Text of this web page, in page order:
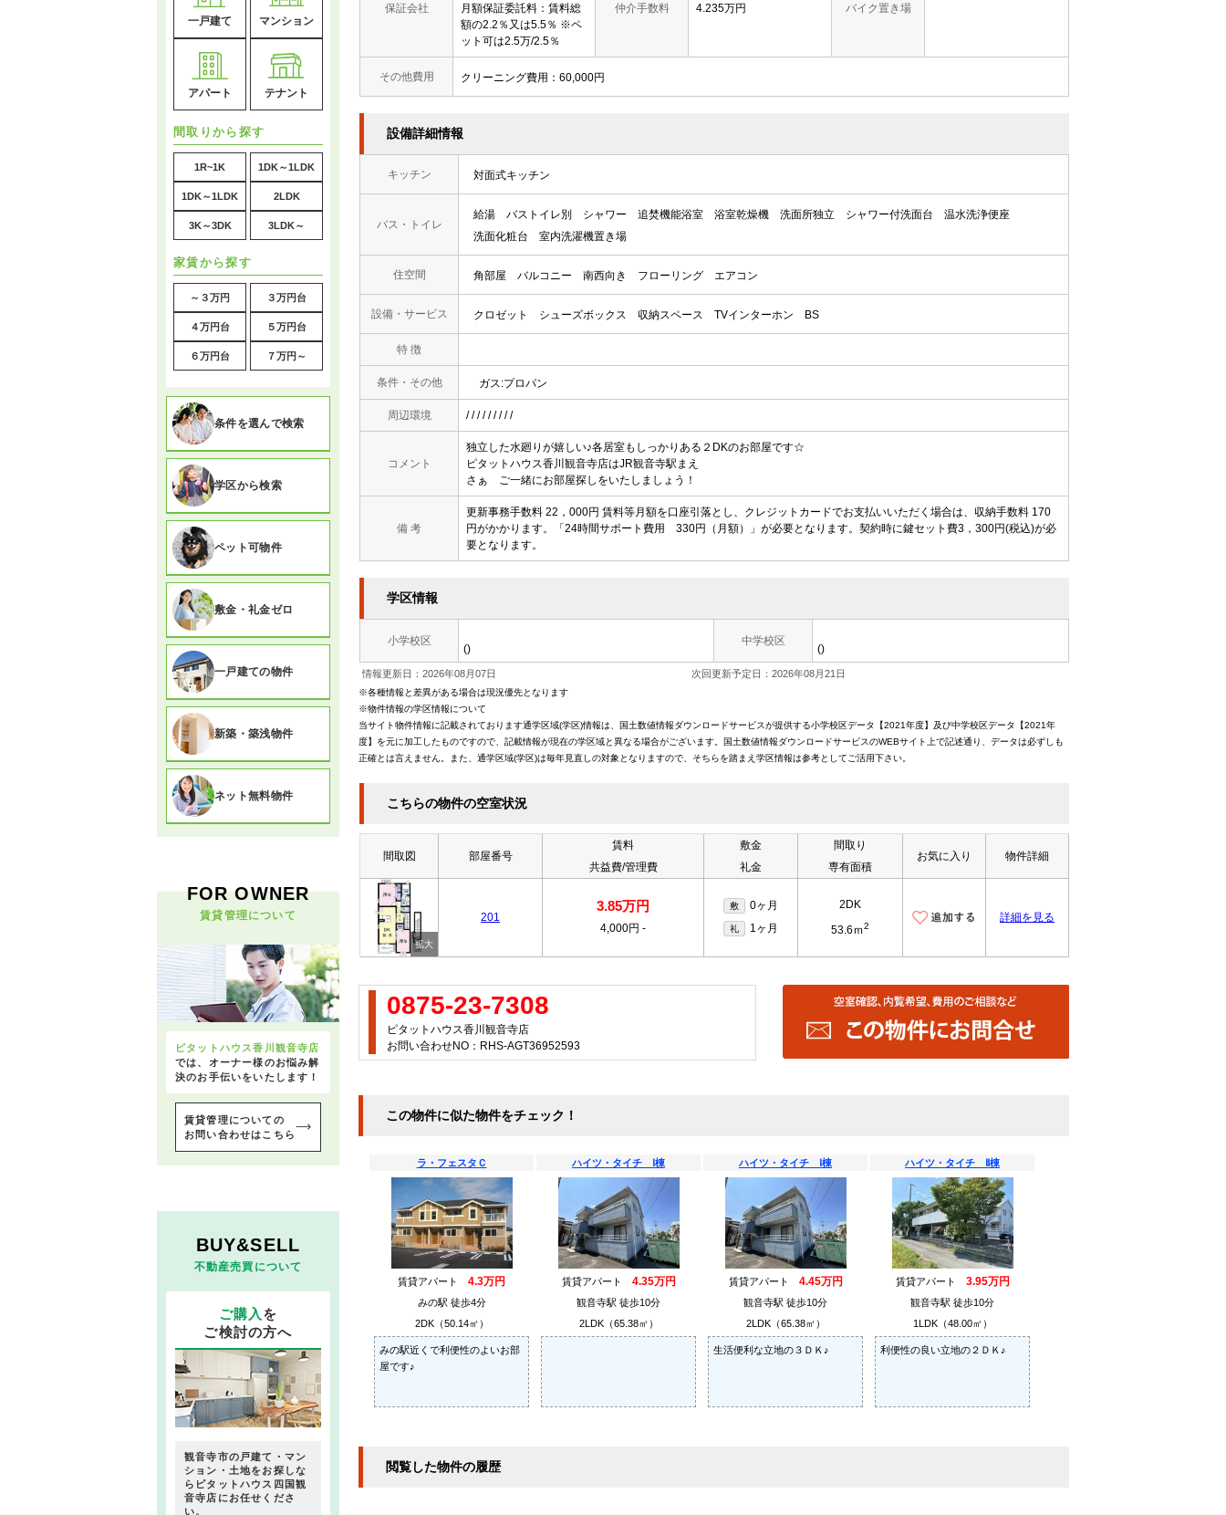
保証会社
月額保証委託料：賃料総
額の2.2％又は5.5％ ※ペ
ット可は2.5万/2.5％
仲介手数料 4.235万円 バイク置き場
その他費用 クリーニング費用：60,000円
設備詳細情報
キッチン 対面式キッチン
バス・トイレ
給湯 バストイレ別 シャワー 追焚機能浴室 浴室乾燥機 洗面所独立 シャワー付洗面台
温水洗浄便座
洗面化粧台
室内洗濯機置き場
住空間 角部屋 バルコニー 南西向き フローリング エアコン
設備・サービス クロゼット シューズボックス 収納スペース TVインターホン BS
特 徴
条件・その他 ガス:プロパン
周辺環境 / / / / / / / / /
コメント
独立した水廻りが嬉しい♪各居室もしっかりある２DKのお部屋です☆
ピタットハウス香川観音寺店はJR観音寺駅まえ
さぁ ご一緒にお部屋探しをいたしましょう！
備 考
更新事務手数料 22，000円 賃料等月額を口座引落とし、クレジットカードでお支払いいただく場合は、収納手数料 170
円がかかります。「24時間サポート費用 330円（月額）」が必要となります。契約時に鍵セット費3，300円(税込)が必
要となります。
学区情報
小学校区
()
中学校区
()
情報更新日：2026年08月07日 次回更新予定日：2026年08月21日
※各種情報と差異がある場合は現況優先となります
※物件情報の学区情報について
当サイト物件情報に記載されております通学区域(学区)情報は、国土数値情報ダウンロードサービスが提供する小学校区データ【2021年度】及び中学校区データ【2021年
度】を元に加工したものですので、記載情報が現在の学区域と異なる場合がございます。国土数値情報ダウンロードサービスのWEBサイト上で記述通り、データは必ずしも
正確とは言えません。また、通学区域(学区)は毎年見直しの対象となりますので、そちらを踏まえ学区情報は参考としてご活用下さい。
こちらの物件の空室状況
間取図 部屋番号
賃料
共益費/管理費
敷金
礼金
間取り
専有面積
お気に入り 物件詳細
201
3.85万円
4,000円 -
敷 0ヶ月
礼 1ヶ月
2DK
53.6ｍ2
詳細を見る
0875-23-7308
ピタットハウス香川観音寺店
お問い合わせNO：RHS-AGT36952593
この物件に似た物件をチェック！
ラ・フェスタＣ
賃貸アパート 4.3万円
みの駅 徒歩4分
2DK（50.14㎡）
みの駅近くで利便性のよいお部
屋です♪
ハイツ・タイチ Ⅰ棟
賃貸アパート 4.35万円
観音寺駅 徒歩10分
2LDK（65.38㎡）
ハイツ・タイチ Ⅰ棟
賃貸アパート 4.45万円
観音寺駅 徒歩10分
2LDK（65.38㎡）
生活便利な立地の３ＤＫ♪
ハイツ・タイチ Ⅱ棟
賃貸アパート 3.95万円
観音寺駅 徒歩10分
1LDK（48.00㎡）
利便性の良い立地の２ＤＫ♪
閲覧した物件の履歴
一戸建て マンション
アパート テナント
間取りから探す
1R~1K 1DK～1LDK
1DK～1LDK 2LDK
3K～3DK 3LDK～
家賃から探す
～３万円 ３万円台
４万円台 ５万円台
６万円台 ７万円～
条件を選んで検索
学区から検索
ペット可物件
敷金・礼金ゼロ
一戸建ての物件
新築・築浅物件
ネット無料物件
FOR OWNER
賃貸管理について
ピタットハウス香川観音寺店
では、オーナー様のお悩み解
決のお手伝いをいたします！
賃貸管理についての
お問い合わせはこちら
BUY&SELL
不動産売買について
ご購入 を
ご検討の方へ
観音寺市の戸建て・マン
ション・土地をお探しな
らピタットハウス四国観
音寺店にお任せくださ
い。